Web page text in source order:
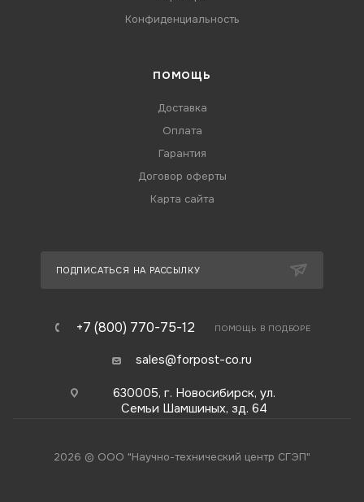
Конфиденциальность
ПОМОЩЬ
Доставка
Оплата
Гарантия
Договор оферты
Карта сайта
ПОДПИСАТЬСЯ НА РАССЫЛКУ
+7 (800) 770-75-12 ПОМОЩЬ В ПОДБОРЕ
sales@forpost-co.ru
630005, г. Новосибирск, ул.
Семьи Шамшиных, зд. 64
2026 © ООО "Научно-технический центр СГЭП"